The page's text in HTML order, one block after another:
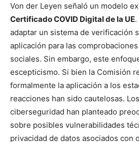
Von der Leyen señaló un modelo
Certificado COVID Digital de la UE
adaptar un sistema de verificación
aplicación para las
sociales. Sin embargo, este
escepticismo. Si bien la Comisión
formalmente la aplicación a los
reacciones han sido cautelosas.
ciberseguridad han planteado
sobre posibles vulnerabilidades
privacidad de datos asociados con